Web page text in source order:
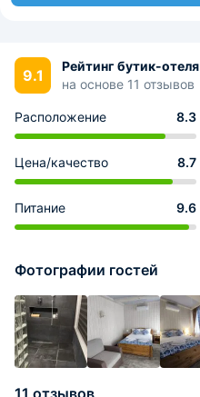
9.1
Рейтинг бутик-отеля
на основе 11 отзывов
Расположение 8.3
Цена/качество 8.7
Питание 9.6
Фотографии гостей
11 отзывов